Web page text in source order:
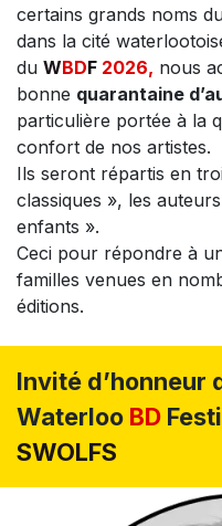
certains grands noms
dans la cité
du WBDF 2026, nous
bonne quarantaine
particulière portée à la
confort de nos artistes.
Ils seront répartis en
classiques », les
enfants ».
Ceci pour répondre à
familles venues en
éditions.
Invité d’honneur
Waterloo BD
SWOLFS